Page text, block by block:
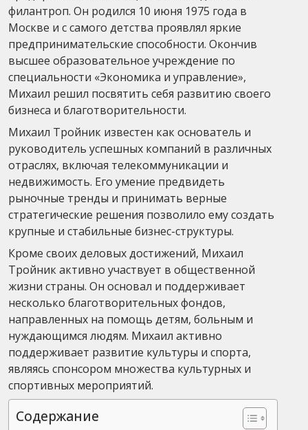
филантроп. Он родился 10 июня 1975 года в
Москве и с самого детства проявлял яркие
предпринимательские способности. Окончив
высшее образовательное учреждение по
специальности «Экономика и управление»,
Михаил решил посвятить себя развитию своего
бизнеса и благотворительности.
Михаил Тройник известен как основатель и
руководитель успешных компаний в различных
отраслях, включая телекоммуникации и
недвижимость. Его умение предвидеть
рыночные тренды и принимать верные
стратегические решения позволило ему создать
крупные и стабильные бизнес-структуры.
Кроме своих деловых достижений, Михаил
Тройник активно участвует в общественной
жизни страны. Он основал и поддерживает
несколько благотворительных фондов,
направленных на помощь детям, больным и
нуждающимся людям. Михаил активно
поддерживает развитие культуры и спорта,
являясь спонсором множества культурных и
спортивных мероприятий.
Содержание